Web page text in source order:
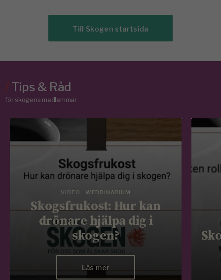
Till Skogen startsida
/Tips & Råd
för skogens medlemmar
VIDEO - WEBBINARIUM
Skogsfrukost: Hur kan
drönare hjälpa dig i
skogen?
Läs mer